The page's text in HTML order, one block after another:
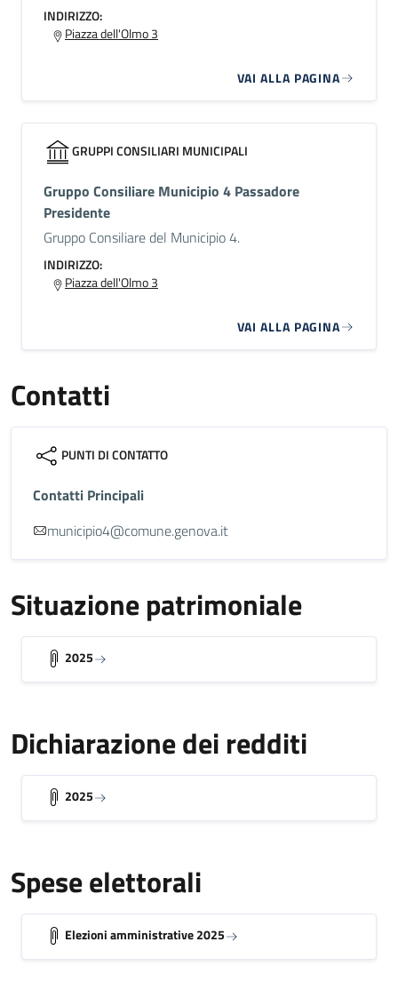
INDIRIZZO:
Piazza dell'Olmo 3
VAI ALLA PAGINA
GRUPPI CONSILIARI MUNICIPALI
Gruppo Consiliare Municipio 4 Passadore
Presidente
Gruppo Consiliare del Municipio 4.
INDIRIZZO:
Piazza dell'Olmo 3
VAI ALLA PAGINA
Contatti
PUNTI DI CONTATTO
Contatti Principali
municipio4@comune.genova.it
Situazione patrimoniale
2025
Dichiarazione dei redditi
2025
Spese elettorali
Elezioni amministrative 2025